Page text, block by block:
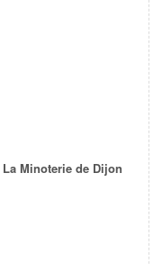
La Minoterie de Dijon